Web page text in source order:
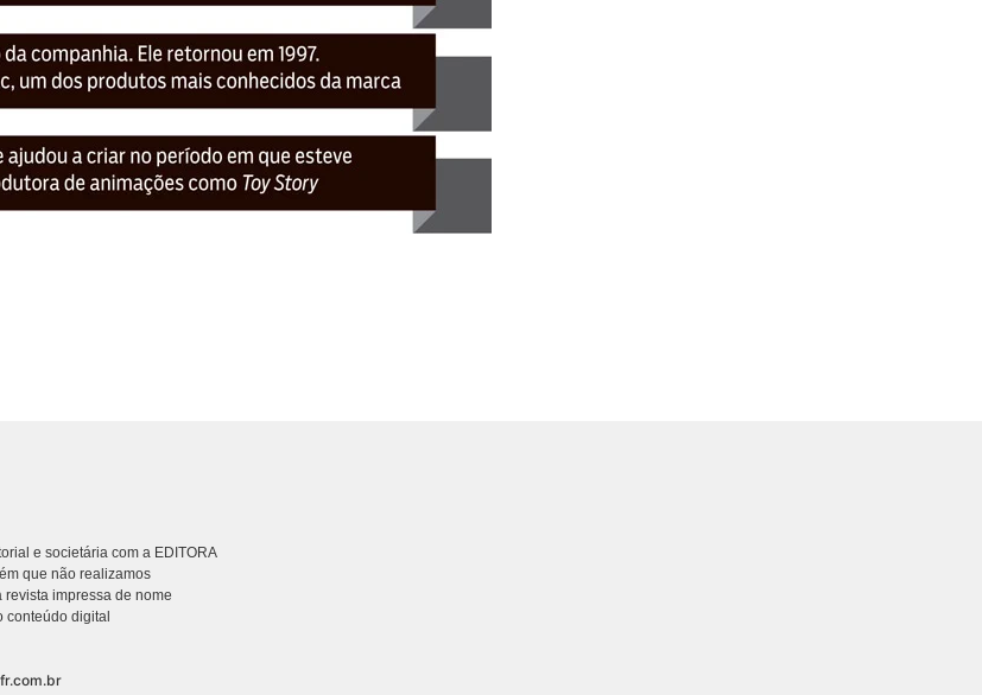
e societária com a EDITORA
que não realizamos
impressa de nome
conteúdo digital